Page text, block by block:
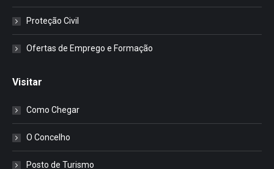
Proteção Civil
Ofertas de Emprego e Formação
Visitar
Como Chegar
O Concelho
Posto de Turismo